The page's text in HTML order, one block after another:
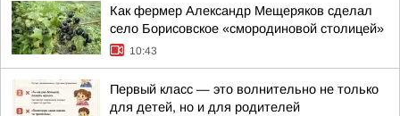
Как фермер Александр Мещеряков сделал
село Борисовское «смородиновой столицей»
10:43
Первый класс — это волнительно не только
для детей, но и для родителей